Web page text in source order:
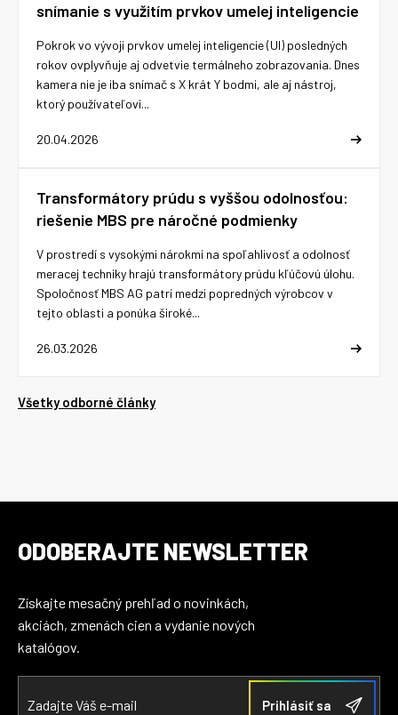
snímanie s využitím prvkov umelej inteligencie
20.04.2026
Pokrok vo vývoji prvkov umelej inteligencie (UI) posledných
rokov ovplyvňuje aj odvetvie termálneho zobrazovania. Dnes
kamera nie je iba snímač s X krát Y bodmi, ale aj nástroj,
ktorý používateľovi...
Transformátory prúdu s vyššou odolnosťou:
riešenie MBS pre náročné podmienky
26.03.2026
V prostredí s vysokými nárokmi na spoľahlivosť a odolnosť
meracej techniky hrajú transformátory prúdu kľúčovú úlohu.
Spoločnosť MBS AG patrí medzi popredných výrobcov v
tejto oblasti a ponúka široké...
Všetky odborné články
ODOBERAJTE NEWSLETTER
Získajte mesačný prehľad o novinkách,
akciách, zmenách cien a vydanie nových
katalógov.